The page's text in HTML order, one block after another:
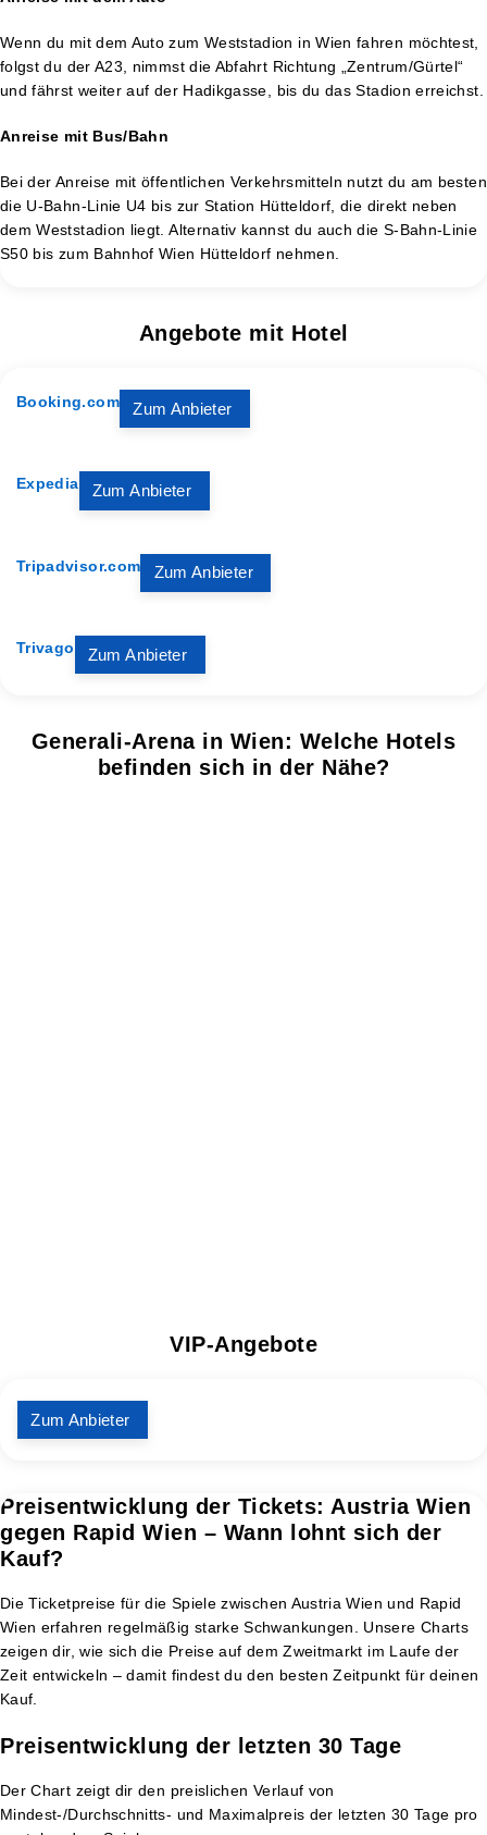
Wenn du mit dem Auto zum Weststadion in Wien fahren möchtest,
folgst du der A23, nimmst die Abfahrt Richtung „Zentrum/Gürtel“
und fährst weiter auf der Hadikgasse, bis du das Stadion erreichst.
Anreise mit Bus/Bahn
Bei der Anreise mit öffentlichen Verkehrsmitteln nutzt du am besten
die U-Bahn-Linie U4 bis zur Station Hütteldorf, die direkt neben
dem Weststadion liegt. Alternativ kannst du auch die S-Bahn-Linie
S50 bis zum Bahnhof Wien Hütteldorf nehmen.
Angebote mit Hotel
Booking.com Zum Anbieter
Expedia Zum Anbieter
Tripadvisor.com Zum Anbieter
Trivago Zum Anbieter
Generali-Arena in Wien: Welche Hotels
befinden sich in der Nähe?
VIP-Angebote
Zum Anbieter
Preisentwicklung der Tickets: Austria Wien
gegen Rapid Wien – Wann lohnt sich der
Kauf?
Die Ticketpreise für die Spiele zwischen Austria Wien und Rapid
Wien erfahren regelmäßig starke Schwankungen. Unsere Charts
zeigen dir, wie sich die Preise auf dem Zweitmarkt im Laufe der
Zeit entwickeln – damit findest du den besten Zeitpunkt für deinen
Kauf.
Preisentwicklung der letzten 30 Tage
Der Chart zeigt dir den preislichen Verlauf von
Mindest-/Durchschnitts- und Maximalpreis der letzten 30 Tage pro